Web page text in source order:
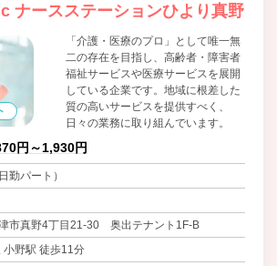
ナースステーションひより真野
「介護・医療のプロ」として唯一無
二の存在を目指し、高齢者・障害者
福祉サービスや医療サービスを展開
している企業です。地域に根差した
質の高いサービスを提供すべく、
日々の業務に取り組んでいます。
円～1,930円
勤パート）
市真野4丁目21-30 奥出テナント1F-B
小野駅 徒歩11分